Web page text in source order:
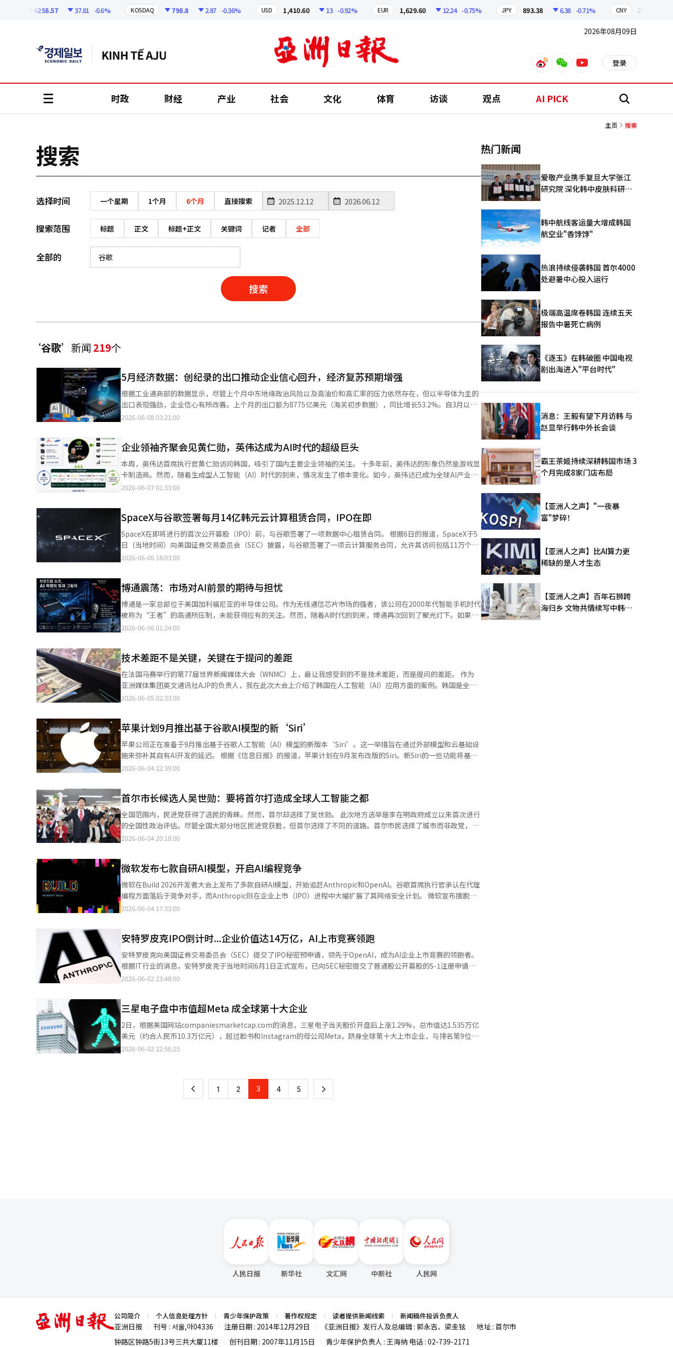
6258.57 37.81 -0.6% KOSDAQ 798.8 2.87 -0.36% USD 1,410.60 13 -0.92% EUR 1,629.60 12.24 -0.75% JPY 893.38 6.38 -0.71% CNY 209.17
2026年08月09日
weiboweixinyoutube 登录
时政 财经 产业 社会 文化 体育 访谈 观点 AI PICK 搜
主页 搜索
搜索
选择时间 一个星期 1个月 6个月 直接搜索
搜索范围 标题 正文 标题+正文 关键词 记者 全部
全部的
搜索
‘谷歌’ 新闻 219个
5月经济数据：创纪录的出口推动企业信心回升，经济复苏预期增强
根据工业通商部的数据显示，尽管上个月中东地缘政治风险以及高油价和高汇率的压力依然存在，但以半导体为主的
出口表现强劲，企业信心有所改善。上个月的出口额为8775亿美元（海关初步数据），同比增长53.2%。自3月以
来，出口额连续三个月超过800亿美元。推动出口增长的主要因素是半导体。上个月半导体出口额达到3716亿美元，
高带宽内存（HBM）等高附加值半导体的需求激增。受AI服务器用SSD需求增加的推动，计算机出口也飙升至418亿
美元，增长290.7%。出口的强劲表现改善了贸易收支。今年1月至5月的累计出口额为3942亿美元，同比增加
43.4%。其中，3月至5月连续三个月出口额超过800亿美元。这一期间的贸易顺差累计达到1019亿美元，创下历史最
高水平。在这种趋势下，年出口1万亿美元的可能性也被提及。到5月底的累计出口额按月平均计算约为790亿美元，
简单计算（9480亿美元）略低于1万亿美元，但如果这种历史性表现持续下去，达成目标并非不可能。此前，产业研
对企业的经济感受也产生了积极影响。根据韩国银行发布的《2026年5月企业经济调查结果及经济信心指数
（ESI）》，今年5月全行业企业信心指数（CBSI）为98.9，创下自2022年10月（99.0）以来的最高水平。环比上涨
幅度（4.0点）也是自2023年5月（4.4点）以来的最大增幅。经济信心指数（ESI）也上升至97.5，较上月上涨5.8
点。出口增长和半导体行业前景改善的预期反映了经济主体对经济形势的乐观态度。然而，也有观点认为，过于乐观
地期待经济复苏为时尚早。中东局势的不确定性依然存在，原油和液化天然气（LNG）价格上涨可能增加企业的生产
金融危机以来的最高水平。韩元贬值虽然提高了出口企业的价格竞争力，但也带来了能源和原材料进口成本上升的副
作用。专家指出，尽管出口的强劲表现改善了企业信心，但将其直接解读为整体经济复苏的信号还为时尚早。中央大
学经济学教授李正熙表示：“出口的强劲表现确实改善了企业信心，但将其直接解读为内需经济复苏的信号还为时尚
早，出口的温暖尚未充分扩散至内需市场。”他进一步指出：“近期高油价、高汇率以及加息压力叠加，可能会再现
所谓的‘三重困境’，下半年需要缓解这些负担因素，并采取政策措施支持内需复苏。”※ 本报道经人工智能（AI）
2026-06-08 03:21:00
企业领袖齐聚会见黄仁勋，英伟达成为AI时代的超级巨头
本周，英伟达首席执行官黄仁勋访问韩国，吸引了国内主要企业领袖的关注。 十多年前，英伟达的形象仍然是游戏显
卡制造商。然而，随着生成型人工智能（AI）时代的到来，情况发生了根本变化。如今，英伟达已成为全球AI产业的
核心基础设施供应商，韩国的半导体和IT企业也与这一生态系统紧密相连。 实际上，SK海力士和三星电子作为AI半
一次友好访问，更是加强AI供应链合作的举措。英伟达需要稳定的HBM供应链，而国内企业则迫切需要英伟达的AI基
础设施和技术，以在全球AI竞争中不落后。 英伟达能够在AI产业中占据中心地位，离不开黄仁勋CEO的长期战略。 英
伟达成立于1993年，最初是一家PC图形处理器（GPU）设计公司。当时，GPU被视为仅仅是使游戏画面流畅的辅助
芯片。然而，黄仁勋CEO注意到GPU在大规模并行运算方面的优势，并将其视为未来计算的核心资产。 这一战略的成
果是2006年发布的CUDA。CUDA是一个编程平台，使GPU不仅限于图形处理，还可以用于科学计算和机器学习。当
（ILSVRC）中，来自多伦多大学的研究团队的深度学习模型‘AlexNet’以其卓越的性能获胜，改变了这一局面。
AlexNet是利用英伟达GPU进行训练的，这使研究人员确认了GPU可以成为AI发展的核心工具。 此后，谷歌、
Meta、OpenAI等全球AI企业纷纷采用基于GPU的学习体系，CUDA也实质上成为AI开发的标准平台。目前，全球数
百万研究人员和开发者正在基于英伟达生态系统进行AI开发。 因此，英伟达如今被视为数据中心AI加速器市场的绝对
强者。尽管谷歌、Meta、微软等大型科技公司开始开发自己的AI芯片，但由于英伟达拥有完整的硬件、软件和开发者
调“任何国家都无法100%依赖进口智能”，这也反映了国家层面上确保AI能力的重要性。业界普遍认为，此次访韩
将进一步加强与韩国企业的AI供应链合作。 ※ 本报道经人工智能（AI）系统翻译与编辑。
2026-06-07 01:33:00
SpaceX与谷歌签署每月14亿韩元云计算租赁合同，IPO在即
SpaceX在即将进行的首次公开募股（IPO）前，与谷歌签署了一项数据中心租赁合同。 根据6日的报道，SpaceX于5
日（当地时间）向美国证券交易委员会（SEC）披露，与谷歌签署了一项云计算服务合同，允许其访问包括11万个英
伟达图形处理器（GPU）在内的计算资源，这些资源还包括中央处理器（CPU）和内存。 根据合同，谷歌将在2023
数量的GPU接入，谷歌可以选择解除合同或要求费用减免。 这是SpaceX第二次向知名人工智能（AI）公司租赁数据
中心。此前，在上个月初，SpaceX已向安特罗皮克租赁了位于田纳西州孟菲斯的“Colossus1”数据中心，提供超过
22万个GPU的计算能力。 SpaceX在IPO前连续进行大额数据中心租赁，旨在利用其拥有的数据中心的资产价值来提
升投资价值。 与安特罗皮克不同，谷歌作为全球三大云服务提供商之一，运营着大规模的数据中心，因此SpaceX也
因此获得了向超大规模云服务商提供数据中心的企业地位。※ 本报道经人工智能（AI）系统翻译与编辑。
2026-06-06 18:03:00
博通震荡：市场对AI前景的期待与担忧
博通是一家总部位于美国加利福尼亚的半导体公司。作为无线通信芯片市场的强者，该公司在2000年代智能手机时代
被称为“王者”的高通所压制，未能获得应有的关注。然而，随着AI时代的到来，博通再次回到了聚光灯下。如果说
英伟达创造了GPU这一“头脑”，那么博通则负责制造连接头脑与数据中心的网络芯片等“神经网络”。因此，博通
并不是因为业绩不佳。第二季度，博通实现了2219亿美元的营收和每股收益（EPS）2.44美元，分别同比增长48%和
88%。这是创纪录的增长，尤其是AI半导体的销售额在第二季度达到了108亿美元（同比增长148%），第三季度的
预期为160亿美元（同比增长200%），表现极为强劲。 那么，股价为何会下跌呢？原因在于“指引”，即未来业绩
的预期未能达到市场的期待。博通对第三季度AI芯片的销售预期为160亿美元，但市场预期为172亿美元，导致市场
对此进行了评估。博通的震荡也使得韩国股市在5日盘中暴跌超过6%，对全球股市产生了较大冲击。 “博通震
场的期望”，这表明了市场对AI热潮的高度期待。 全球最大对冲基金桥水基金创始人雷·达里奥（Ray Dalio）在6月
3日接受彭博电视台采访时提到：“所有伟大的技术创新都会产生泡沫，没人能准确预测。”他指出，像过去的互联
网一样，AI创新中也存在泡沫。他进一步指出：“泡沫在于人们试图将财富转化为现金的那一刻会破裂。”目前，投
资者正在将资金投入到AI创新所带来的未来可能性中，但总有一天，他们会开始要求实际收益，而无法满足这些要求
的企业将会在竞争中被淘汰。 达里奥的观点是自去年以来反复提出的“AI泡沫”的代表性论据。简单来说，就是：
据中心运营企业为了在AI时代获得主导权，投入了巨额资金。代表性企业包括Meta平台、微软（MS）、亚马逊和字
母表（谷歌）。这四家公司的2025~2030财年的资本支出（CAPEX）合计预计达到5.3万亿美元，折合人民币约8000
万亿元。 要维持如此巨额的投资，必须在AI业务中盈利。部分资金可以通过贷款或增发股票获得，但基本上需要产生
收益才能承担支出。如果AI带来的收益低于预期，原定的CAPEX计划将受到影响。那些因模糊期待而购买股票的投资
者也不得不改变想法。” 对AI泡沫的担忧延伸至半导体行业。Meta、亚马逊、微软等超大规模企业的巨额资本支出
心的问题是AI驱动的半导体超级周期是否可持续。如果如泡沫论者所言，超大规模企业面临生存危机，巨额资本支出
计划可能会被打乱，半导体购买需求可能会下降。如果数百兆元的半导体购买需求减少，市场将受到重大冲击。每当
出现对AI泡沫的担忧时，美国和韩国的半导体企业股价都会大幅下跌，这正是原因所在。 那么，半导体超级周期将持
续到何时？AI泡沫一旦破裂，半导体超级周期是否也会随之下滑？ 对此也存在不同的看法。支撑这一观点的逻辑也非
常坚实。AI泡沫并不意味着AI能够实现的创新有限，AI驱动的半导体需求将以惊人的速度持续增长。最近，台积电的
差距将持续存在。 对半导体周期的分析也支持这一观点，认为与过去不同。过去PC时代的半导体周期大约为4~5年。
由于DRAM等半导体的主要需求来源于PC，因此这一时期的市场状况受PC更换周期的影响。也就是说，企业IT投资
→内存价格上涨→供应增加→需求减少→供应过剩→衰退的循环。衰退期，半导体企业的利润下降，投资受到抑制。
三星能够成为DRAM的强者，正是因为在衰退期采取了更积极的投资策略，以提前应对繁荣期。 智能手机时代的周期
虽然比PC时代缩短，但仍然经历了大约3年的周期性波动。随着智能手机普及和新形态产品的发布，半导体（内存）
由于AI驱动的半导体需求激增所推动的。除了以PC和智能手机等普通消费者需求为主的周期外，超大规模企业的新需
求也改变了周期本身。 更重要的是，AI仍在不断进化。以LLM为代表的AI领域已开始扩展到物理领域（物理AI）。
VIP资产管理公司总裁金振国表示：“如果机器人时代来临，半导体需求可能会更加爆炸性增长。”这意味着每台机
器人将使用多少个GPU、CPU和通信芯片，以及将会制造多少台这样的机器人，都是无法预测的情况即将到来。 对AI
伟大的技术创新总是伴随着泡沫而成长，这一点也是不争的事实。铁路、互联网都是如此。泡沫虽然破裂，但创新依
然存在。AI时代也不例外。我们需要警惕泡沫的存在，但更重要的是关注这些创新的成果将归于谁。这或许就是AI革
命和创新时代“成功投资之道”。※ 本报道经人工智能（AI）系统翻译与编辑。
2026-06-06 01:24:00
技术差距不是关键，关键在于提问的差距
在法国马赛举行的第77届世界新闻媒体大会（WNMC）上，最让我感受到的不是技术差距，而是提问的差距。 作为
亚洲媒体集团英文通讯社AJP的负责人，我在此次大会上介绍了韩国在人工智能（AI）应用方面的案例。韩国是全球
吸收AI速度最快的国家之一。新闻编辑室也积极引入AI来提升翻译、自动化和内容生产力。亚洲经济也在准备基于代
论中，人们不再讨论提示工程、文章摘要和翻译自动化。他们谈论的是用户体验、个性化、代理、信息结构、信任以
及独特报道的价值。 AI仍然是中心话题，但讨论的核心却不是技术，而是新闻业。 最令人印象深刻的变化是对以文
章为中心思维的解构。 印度《印度教徒》正在将一篇文章重构为多种形式。读者可以通过200字的摘要阅读同一篇文
章，也可以以问答形式阅读，或通过音频说明来听。重要的不是文章本身，而是读者所希望的方式。 瑞典博尼尔新闻
（Bonnier News）正在将数十年来积累的文章档案转变为互动服务。读者不再在搜索框中输入单词，而是提出问
阅读材料，而是利用AI构建一个研究平台，提供时间线、知识图谱、人物关系图、事件集群和自动生成的问答，旨在
为学者和研究者提供深入探讨特定议题的工作空间。 德国伊彭数字（Ippen Digital）展示了在地方选举期间自动生
产超过4000篇文章的案例。但关键不在于生产量，而在于按地区、社区，最终按个人定制新闻。 全球媒体不再在进
行文章生产的竞争。 他们在进行读者体验的竞争。 此次大会上最令人印象深刻的案例是德国通讯社dpa。 dpa的战略
总监阿斯特里特·迈尔表示：“新闻成果不是结束，而是开始。” 他们公开的dpa IQ与传统新闻服务完全不同。 传
问dpa IQ，请求特定事件的时间线，并实时获取相关人物、过去的文章和最新更新。 这是基于事实的单位，而非文章
单位。 许多媒体在思考如何利用AI生产内容时，dpa则在思考在AI时代媒体应该成为什么。 值得信赖的信息基础设
施。 或许这就是AI时代新闻产业未来最接近的样子。 奥地利地方报纸《克莱纳·蔡通》（Kleine Zeitung）更进一
步。 数字总监塞巴斯蒂安·克劳泽主张，应该将AI视为新的读者。 在过去15年中，媒体为谷歌优化内容，专注于搜
索引擎优化（SEO），并为点击竞争。 但现在，ChatGPT、Perplexity、Copilot和谷歌AI模式正在阅读、总结和重
息，信任哪些媒体，成为新的竞争。 与此同时，随着AI的发展，反而更加突显了新闻业的本质。 在此次大会上，获
得最大掌声的演讲来自《纽约时报》的A.G.苏尔茨伯格。 苏尔茨伯格并不反对AI，反而表示应该积极利用它。 然而，
他提醒人们，AI公司最终是基于媒体生产的报道而成长的。 他说：“我们所知道的大多数事实都是从某人的独特报道
开始的。” 现场直接接触到的人证言。 记者获得的文件。 在现场亲自确认的事实。 AI可以对这些进行总结。 也可以
重新排列。 但无法生产。 大会各处反复传达的信息也是相同的。 AI不是为了取代记者的技术。 而是使记者能够进行
得更加珍贵。 从马赛归来，我得到的结论出乎意料地简单。 韩国仍然是全球接受技术最快的国家之一。然而，快速
的引入并不意味着领先。 全球媒体已经在讨论自动化的下一个阶段。 从文章到体验。 从搜索到对话。 从内容到知
识。 从读者到代理。 再从自动化回到新闻业。 正如埃兹拉·艾曼所说，现在没有人拥有地图。 但至少，全球媒体的
方向是显而易见的。 这个方向不是AI，而是人。 是重新询问读者想要什么、如何体验新闻，以及新闻业为何仍然必
要的方向。 或许韩国媒体现在需要提出的问题也是相同的。 不是要用AI自动化什么，而是要借助AI进行更多的报道。
2026-06-05 02:33:00
苹果计划9月推出基于谷歌AI模型的新‘Siri’
苹果公司正在准备于9月推出基于谷歌人工智能（AI）模型的新版本‘Siri’。这一举措旨在通过外部模型和云基础设
施来弥补其自有AI开发的延迟。 根据《信息日报》的报道，苹果计划在9月发布改版的Siri。新Siri的一些功能将基于
谷歌的Gemini模型运行。 苹果正在推动将一些计算负担较重的Siri功能转移到谷歌云上处理。《信息日报》指出，苹
复杂的命令处理和响应质量。 此次报道与苹果和谷歌的AI合作趋势密切相关。苹果和谷歌在1月达成协议，计划在谷
歌Gemini模型和云技术基础上共同构建下一代苹果基础模型（AI基础）。双方当时表示，该模型将支持今年推出的
更个性化的Siri等苹果智能功能（苹果的生成型AI功能集合）。 苹果在生成型AI竞争中被认为反应迟缓。Siri的升级功
能也因延迟而成为iPhone AI战略的核心任务。 如果新Siri在9月如期推出，苹果将能够在新iPhone发布时再次强调
其AI功能。苹果正在准备通过设备内处理和外部云利用相结合的方式来推出新Siri。※ 本报道经人工智能（AI）系统
2026-06-04 22:39:00
首尔市长候选人吴世勋：要将首尔打造成全球人工智能之都
全国范围内，民进党获得了选民的青睐。然而，首尔却选择了吴世勋。 此次地方选举是李在明政府成立以来首次进行
的全国性政治评估。尽管全国大部分地区民进党获胜，但首尔选择了不同的道路。首尔市民选择了城市而非政党，选
择了竞争力而非政治。这一选择的背后，既有对过去几年吴世勋市长施政的评价，也有对未来的期待。 然而，连任的
是决定国家竞争力和城市竞争力的文明变量。吴世勋市长在选举过程中提出了“人工智能领先城市首尔”和“青年人
工智能阶梯”等主要承诺。此外，首尔市已经宣布了“物理人工智能领先城市”的愿景，计划将整个城市转变为人工
智能的实证舞台。 首尔现在不仅要超越韩国的首都，更要梦想成为全球人工智能之都。这是此次选举赋予吴世勋市长
的真正任务。 汉江的奇迹已经结束，现在需要创造人工智能的奇迹。 首尔是韩国发展的象征。 在1960年代，它是工
业化的中心；在1980年代，通过奥运会向世界展示了自己的名字；在1990年代，它成长为金融和服务业的中心；而
功并不能保证未来。 世界现在进入了新的竞争阶段。在过去的工业革命时代，钢铁和汽车是竞争力；在互联网时代，
平台和通信网络是竞争力；而在人工智能时代，数据、人才、算法和创新生态系统成为了竞争力。 问题在于，首尔仍
然停留在过去的成功公式中。 首尔市仍将大量行政能力投入到住房、交通和城市开发问题上。虽然这是提升市民生活
质量所必需的工作，但仅靠这些无法在全球城市竞争中生存。 首尔的竞争对手是纽约、伦敦、东京和新加坡。 这些
城市已经将人工智能作为城市未来增长战略的核心，吸引人工智能研究所，培育人工智能初创企业，并参与人工智能
景，计划将人工智能技术应用于城市的各个领域，并将首尔开放为技术验证的舞台。这不仅是简单的产业政策，而是
将整个城市打造为创新平台的宣言。 首尔需要做的事情很明确。 它要成为一个不仅支持人工智能的城市，更要成为
一个人工智能最有效运作的城市。游客来到首尔体验基于人工智能的交通系统，企业来到首尔体验人工智能行政，创
业者来到首尔体验人工智能生态系统。 如果汉江的奇迹是制造业创造的，那么未来的首尔必须通过人工智能的奇迹来
实现增长。 首尔的竞争力不在于建筑，而在于人才。 人工智能时代的核心资源不是石油，而是人才。 引领全球人工
融机构和研究机构也集中在首尔。 然而，这些资产尚未形成一个生态系统。 大学进行研究，企业开展业务，投资者
提供资金，行政部门提供支持，但各自独立运作。 为了让首尔成为全球人工智能之都，必须将这些力量连接起来。
首尔大学的研究应直接转化为创业，汝矣岛的资本应投资于创业公司，首尔市应提供验证机会，形成良性循环。 吴世
创新的基地。同时，必须建立一个将这些区域连接起来的庞大人工智能创新带。 首尔市需要做的不是建造建筑，而是
连接人与人、技术与市场、大学与企业。 在这样的连接网络上，新的产业和新企业才能诞生。 吴世勋市长应留下的
遗产也在于此。汉江开发可以由下任市长继续，重建也可以由其他市长接手。 然而，将首尔打造成全球人工智能之都
的任务，如果不抓住现在的机会，将可能错失良机。 如果首尔成为人工智能之都，韩国将成为人工智能强国；如果首
尔落后，韩国也必将落后。 此次选举再次给予吴世勋市长机会。现在，他必须将这个机会转化为未来。 :SWOT分析:
和政策机制。此外，首尔市是国内顶尖大学、研究机构、初创企业和金融机构的集中地，最近首尔市发布的物理人工
智能领先城市战略和青年人工智能阶梯政策，将人工智能提升为城市增长战略的核心议题，意义重大。 Weakness
(弱项) 首尔仍然存在行政能力过度集中于房地产和交通问题的结构。人工智能战略可能被视为多项政策中的一项，而
非核心议题。此外，首尔的优秀研究能力与创业和产业化之间的连接结构仍然较弱，大学、企业和投资生态系统的分
割性运作也是一个限制。 Opportunity (机会) 现在是首尔挑战全球人工智能之都的最佳时机。政府正在推进人工智能
2026-06-04 20:18:00
微软发布七款自研AI模型，开启AI编程竞争
微软在Build 2026开发者大会上发布了多款自研AI模型，开始追赶Anthropic和OpenAI。谷歌首席执行官承认在代理
编程方面落后于竞争对手，而Anthropic则在企业上市（IPO）进程中大幅扩展了其网络安全计划。 微软宣布摆脱对
OpenAI的依赖……发布七款MAI模型 据IT行业消息，微软在6月2日至4日于旧金山举行的Build 2026开发者大会上，
其他模型的蒸馏。 在SWE Bench Pro编码基准测试中，该模型与Claude Opus 4.6的水平相当。专注于编码的MAI-
Code-1已在GitHub和VS Code中得到应用，而MAI-Transcribe-1.5支持43种语言的语音识别。微软还修改了与
OpenAI的合同，设定了收益分配上限，并终止了独占销售权。 谷歌皮查伊：“在代理编程方面落后” 谷歌首席执行
官桑达尔·皮查伊在接受《纽约时报》Hard Fork播客采访时公开承认：“在代理编程、工具使用和长期任务执行方
面，我们目前确实有些落后。” 谷歌在Google I/O大会上推出了每月100美元的开发者订阅层，采用低价策略。皮查
他提到与Anthropic的合作关系，分析了由于缺乏面向开发者的产品而导致的数据反馈循环差距。 Anthropic在IPO
进程中扩大Glasswing项目至150个机构 Anthropic宣布将其Glasswing项目扩展至15个国家的150个机构。新增的
领域包括电力、公共事业、医疗、通信和硬件。已知的合作伙伴包括三星、SK海力士、SK电信、北约、欧盟网络安
全机构ENISA和Octa等。初步约50个合作伙伴通过Mitos识别的潜在漏洞超过23,000个，其中6,000多个被分类为严
重或致命。 ※ 本报道经人工智能（AI）系统翻译与编辑。
2026-06-04 17:33:00
安特罗皮克IPO倒计时...企业价值达14万亿，AI上市竞赛领跑
安特罗皮克向美国证券交易委员会（SEC）提交了IPO秘密预申请，领先于OpenAI，成为AI企业上市竞赛的领跑者。
根据IT行业的消息，安特罗皮克于当地时间6月1日正式宣布，已向SEC秘密提交了普通股公开募股的S-1注册申请草
案。股票数量和发行价格尚未确定，上市的时间和是否上市将根据市场情况而定。 预计上市时间为2026年10月，安
美元，较去年100亿美元的年收入实现了爆炸性增长。 9650亿美元的企业价值超过了3月时被评估为8520亿美元的
OpenAI，创下了AI企业中的最高估值记录。安特罗皮克成立于2021年，由OpenAI的前研究人员创办，主要产品包括
大型语言模型“克劳德”系列和编程助手“克劳德代码”。 安特罗皮克在与OpenAI的上市竞争中占据优势，原因在
于结构性问题。OpenAI尚未完成从非营利组织向营利组织的转型程序，可能导致上市时间延迟。因此，安特罗皮克
有望成为首家在公开市场上市的AI企业。 安特罗皮克的盈亏平衡目标定在2028年，比OpenAI的2030年提前两年，因
IPO融资额将达到创纪录的1600亿美元，约为前一年的四倍。 国内企业对安特罗皮克的曝光度相当高。SK电信在
2026-06-02 23:48:00
三星电子盘中市值超Meta 成全球第十大企业
2日，根据美国网站companiesmarketcap.com的消息，三星电子当天股价开盘后上涨1.29%，总市值达1.535万亿
美元（约合人民币10.3万亿元），超过脸书和Instagram的母公司Meta，跻身全球第十大上市企业，与排名第9位的
特斯拉（1.561万亿美元）差距仅为260亿美元，若股价进一步上涨，不排除排名继续上升的可能性。 英伟达市值目
元）、沙特阿美（1.763万亿美元）依次排名第6至第8位。 SK海力士当天股价出现2.62%的回落，市值随之缩水1.08
万亿韩元，排名由第12位暂时下滑至第13位。
2026-06-02 22:56:25
上 1 2 3 4 5 下
热门新闻
爱敬产业携手复旦大学张江
研究院 深化韩中皮肤科研合
韩中航线客运量大增成韩国
航空业"香饽饽"
热浪持续侵袭韩国 首尔4000
处避暑中心投入运行
极端高温席卷韩国 连续五天
报告中暑死亡病例
《逐玉》在韩破圈 中国电视
剧出海进入"平台时代"
消息：王毅有望下月访韩 与
赵显举行韩中外长会谈
霸王茶姬持续深耕韩国市场 3
个月完成8家门店布局
【亚洲人之声】"一夜暴
富"梦碎！
【亚洲人之声】比AI算力更
稀缺的是人才生态
【亚洲人之声】百年石狮跨
海归乡 文物共情续写中韩人
人民日报 新华社 文汇网 中新社 人民网
亚
洲
日
公司简介 个人信息处理方针 青少年保护政策 著作权规定 读者提供新闻线索 新闻稿件投诉负责人
亚洲日报 刊号 : 서울,아04336 注册日期 : 2014年12月29日 《亚洲日报》发行人及总编辑 : 郭永吉、梁圭铉
地址 : 首尔市
钟路区钟路5街13号三共大厦11楼
创刊日期 : 2007年11月15日 青少年保护负责人 : 王海纳 电话 : 02-739-2171